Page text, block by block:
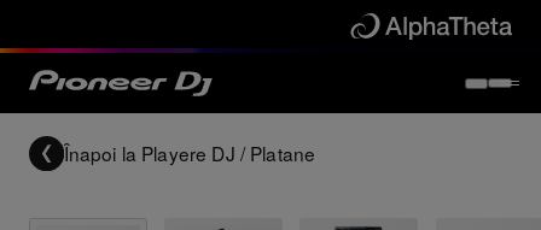
Înapoi la Playere DJ / Platane